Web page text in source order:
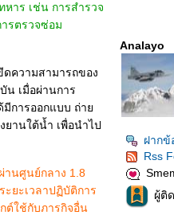
าร เช่น การสำรวจ
รตรวจซ่อม
ดความสามารถของ
น เมื่อผ่านการ
มีการออกแบบ ถ่า
านใต้น้ำ เพื่อนำไป
นศูนย์กลาง 1.8
ยะเวลาปฏิบัติการ
ใช้กับภารกิจอื่น
Analayo
ฝากข้
Rss
ผู้ติ